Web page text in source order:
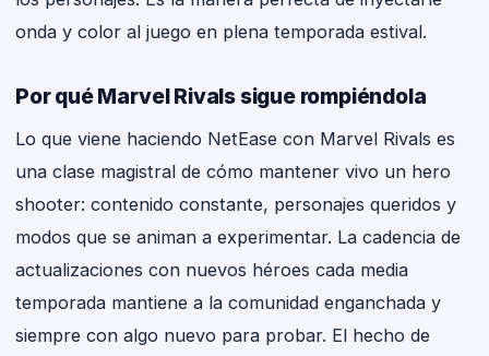
onda y color al juego en plena temporada estival.
Por qué Marvel Rivals sigue rompiéndola
Lo que viene haciendo NetEase con Marvel Rivals es
una clase magistral de cómo mantener vivo un hero
shooter: contenido constante, personajes queridos y
modos que se animan a experimentar. La cadencia de
actualizaciones con nuevos héroes cada media
temporada mantiene a la comunidad enganchada y
siempre con algo nuevo para probar. El hecho de